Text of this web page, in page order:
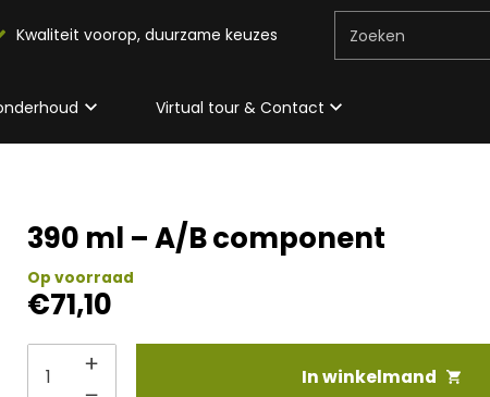
Kwaliteit voorop, duurzame keuzes Zoeken
Virtual tour & Contact
390 ml – A/B component
Op voorraad
€71,10
In winkelmand